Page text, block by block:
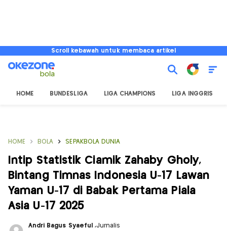
Scroll kebawah untuk membaca artikel
HOME BUNDESLIGA LIGA CHAMPIONS LIGA INGGRIS
HOME BOLA SEPAKBOLA DUNIA
Intip Statistik Ciamik Zahaby Gholy,
Bintang Timnas Indonesia U-17 Lawan
Yaman U-17 di Babak Pertama Piala
Asia U-17 2025
Andri Bagus Syaeful ,Jurnalis